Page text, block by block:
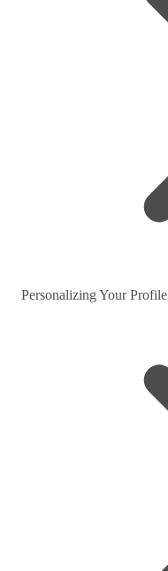
Personalizing Your Profile